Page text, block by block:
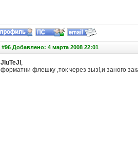
#96 Добавлено: 4 марта 2008 22:01
JIuTeJI ,
форматни флешку ,ток через зыз!,и заного